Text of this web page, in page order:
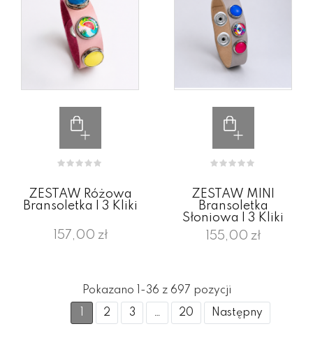
ZESTAW Różowa
Bransoletka I 3 Kliki
157,00 zł
ZESTAW MINI
Bransoletka
Słoniowa I 3 Kliki
155,00 zł
Pokazano 1-36 z 697 pozycji
1
2 3 … 20 Następny